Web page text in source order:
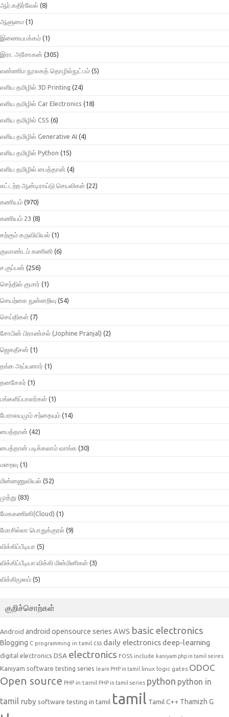
ஆர்.கதிர்வேல் (8)
ஆளுமை (1)
இணையபக்கம் (1)
இரா. அசோகன் (305)
எண்ணிம நூலகத் தொழில்நுட்பம் (5)
எளிய தமிழில் 3D Printing (24)
எளிய தமிழில் Car Electronics (18)
எளிய தமிழில் CSS (6)
எளிய தமிழில் Generative AI (4)
எளிய தமிழில் Python (15)
எளிய தமிழில் பைத்தான் (4)
கட்டற்ற ஆன்டிராய்டு செயலிகள் (22)
கணியம் (970)
கணியம் 23 (8)
கற்கும் கருவியியல் (1)
குவாண்டம் கணினி (6)
ச.குப்பன் (256)
செந்தில் குமார் (1)
செயற்கை நுன்னறிவு (54)
செய்திகள் (7)
சோபின் பிராண்சல் (Jophine Pranjal) (2)
ஜெகதீசன் (1)
தங்க அய்யனார் (1)
தனசேகர் (1)
பங்களிப்பாளர்கள் (1)
பேராலயமும் சந்தையும் (14)
பைத்தான் (42)
பைத்தான் படிக்கலாம் வாங்க (30)
மறைவு (1)
மின்னணுவியல் (52)
முத்து (83)
மேககணினி(Cloud) (1)
மோசில்லா பொதுக்குரல் (9)
விக்கிப்பீடியா (5)
விக்கிப்பீடியா:விக்கி மின்மினிகள் (3)
விக்கிமூலம் (5)
குறிச்சொற்கள்
Android android opensource series AWS basic electronics
Blogging C programming in tamil css daily electronicsdeep-learning
digital electronics DSA electronics FOSS include kaniyam php in tamil seires
Kaniyam software testing series learn PHP in tamil linux logic gates ODOC
Open source PHP in tamil PHP in tamil series python python in
tamil ruby software testing in tamil tamil Tamil C++ Thamizh G